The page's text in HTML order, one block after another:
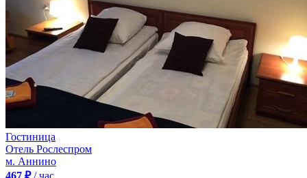
Гостиница
Отель Рослеспром
м. Аннино
467 ₽/ час